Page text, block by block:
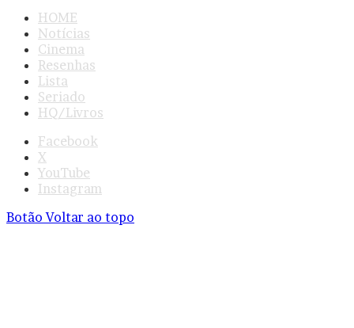
HOME
Notícias
Cinema
Resenhas
Lista
Seriado
HQ/Livros
Facebook
X
YouTube
Instagram
Botão Voltar ao topo